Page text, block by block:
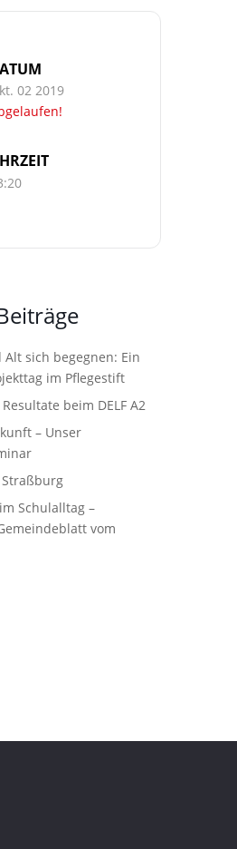
02 2019
Alt sich begegnen: Ein
im Pflegestift
beim DELF A2
– Unser
Schulalltag –
vom